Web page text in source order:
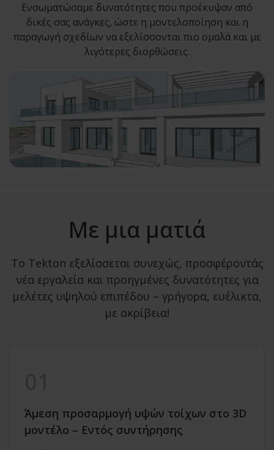
Ενσωματώσαμε δυνατότητες που προέκυψαν από
δικές σας ανάγκες, ώστε η μοντελοποίηση και η
παραγωγή σχεδίων να εξελίσσονται πιο ομαλά και με
λιγότερες διορθώσεις.
Με μια ματιά
Το Tekton εξελίσσεται συνεχώς, προσφέροντάς
νέα εργαλεία και προηγμένες δυνατότητες για
μελέτες υψηλού επιπέδου – γρήγορα, ευέλικτα,
με ακρίβεια!
Άμεση προσαρμογή υψών τοίχων στο 3D
μοντέλο – Εντός συντήρησης